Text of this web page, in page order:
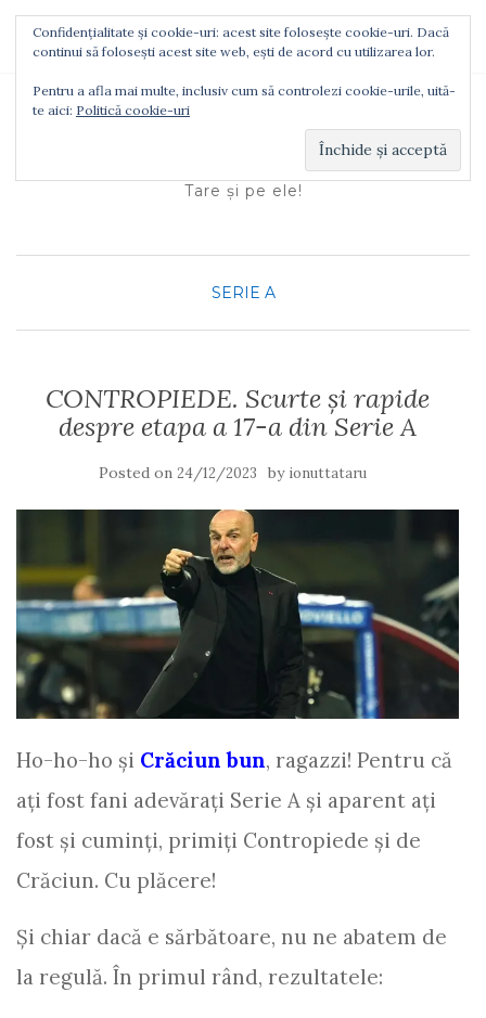
TOGGLE NAVIGATION
Ionuţ Tătaru
Tare şi pe ele!
SERIE A
CONTROPIEDE. Scurte și rapide
despre etapa a 17-a din Serie A
Posted on 24/12/2023 by ionuttataru
Ho-ho-ho și Crăciun bun, ragazzi! Pentru că
ați fost fani adevărați Serie A și aparent ați
fost și cuminți, primiți Contropiede și de
Crăciun. Cu plăcere!
Și chiar dacă e sărbătoare, nu ne abatem de
la regulă. În primul rând, rezultatele:
Confidențialitate și cookie-uri: acest site folosește cookie-uri. Dacă
continui să folosești acest site web, ești de acord cu utilizarea lor.
Pentru a afla mai multe, inclusiv cum să controlezi cookie-urile, uită-
te aici: Politică cookie-uri